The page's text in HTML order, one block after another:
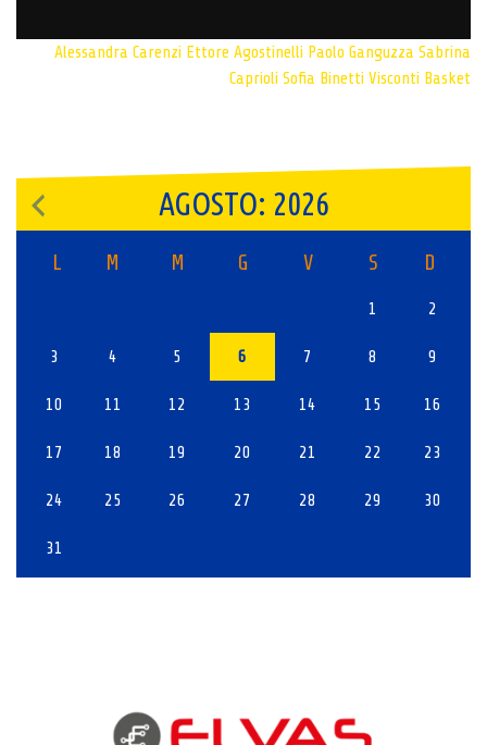
Alessandra Carenzi Ettore Agostinelli Paolo Ganguzza Sabrina
Caprioli Sofia Binetti Visconti Basket
AGOSTO: 2026
L M M G V S D
1 2
3 4 5 6 7 8 9
10 11 12 13 14 15 16
17 18 19 20 21 22 23
24 25 26 27 28 29 30
31